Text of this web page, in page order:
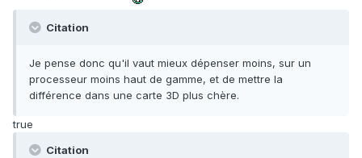
Citation
Je pense donc qu'il vaut mieux dépenser moins, sur un
processeur moins haut de gamme, et de mettre la
différence dans une carte 3D plus chère.
true
Citation